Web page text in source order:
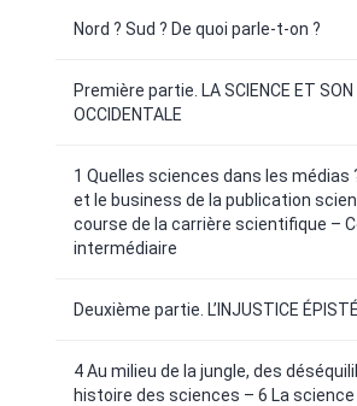
Nord ? Sud ? De quoi parle-t-on ?
Première partie. LA SCIENCE ET SON
OCCIDENTALE
1 Quelles sciences dans les médias
et le business de la publication
course de la carrière scientifique –
intermédiaire
Deuxième partie. L’INJUSTICE
4 Au milieu de la jungle, des
histoire des sciences – 6 La